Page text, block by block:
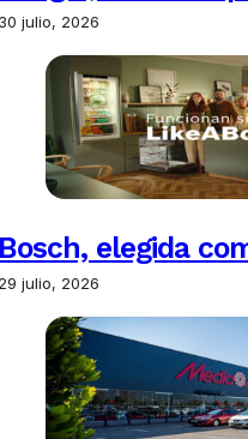
30 julio, 2026
Bosch, elegida
29 julio, 2026